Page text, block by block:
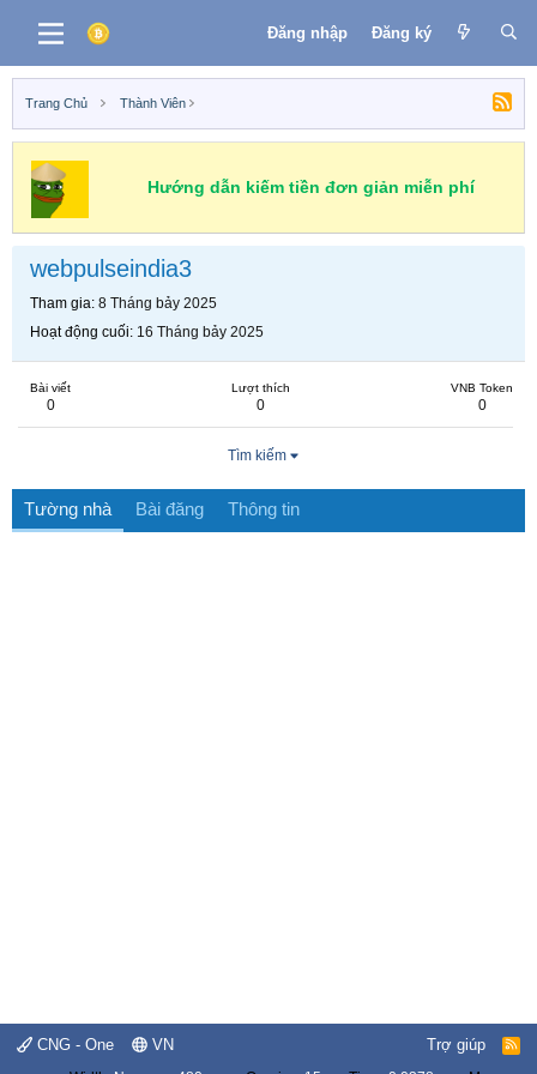
Đăng nhập Đăng ký
Trang Chủ Thành Viên
Hướng dẫn kiếm tiền đơn giản miễn phí
webpulseindia3
Tham gia 8 Tháng bảy 2025
Hoạt động cuối 16 Tháng bảy 2025
Bài viết
0
Lượt thích
0
VNB Token
0
Tìm kiếm
Tường nhà Bài đăng Thông tin
CNG - One VN Trợ giúp
R